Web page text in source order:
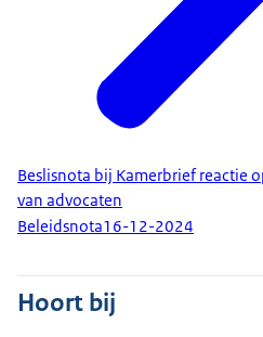
Beslisnota bij Kamerbrief reactie
van advocaten
Beleidsnota16-12-2024
Hoort bij